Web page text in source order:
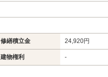
修繕積立金 24,920円
建物権利 -